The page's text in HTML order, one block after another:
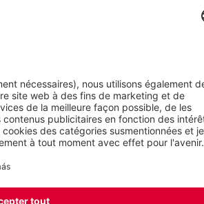
Centre de téléchargement